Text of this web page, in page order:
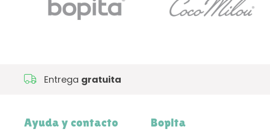
Entrega gratuita
Ayuda y contacto Bopita